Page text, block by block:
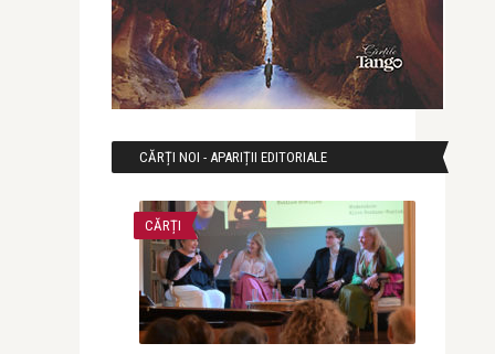
CĂRȚI NOI - APARIȚII EDITORIALE
CĂRȚI